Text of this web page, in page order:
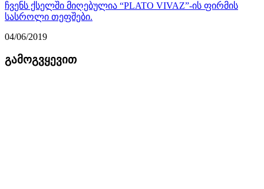
ჩვენს ქსელში მიღებულია “PLATO VIVAZ”-ის ფირმის
სასროლი თეფშები.
04/06/2019
გამოგვყევით